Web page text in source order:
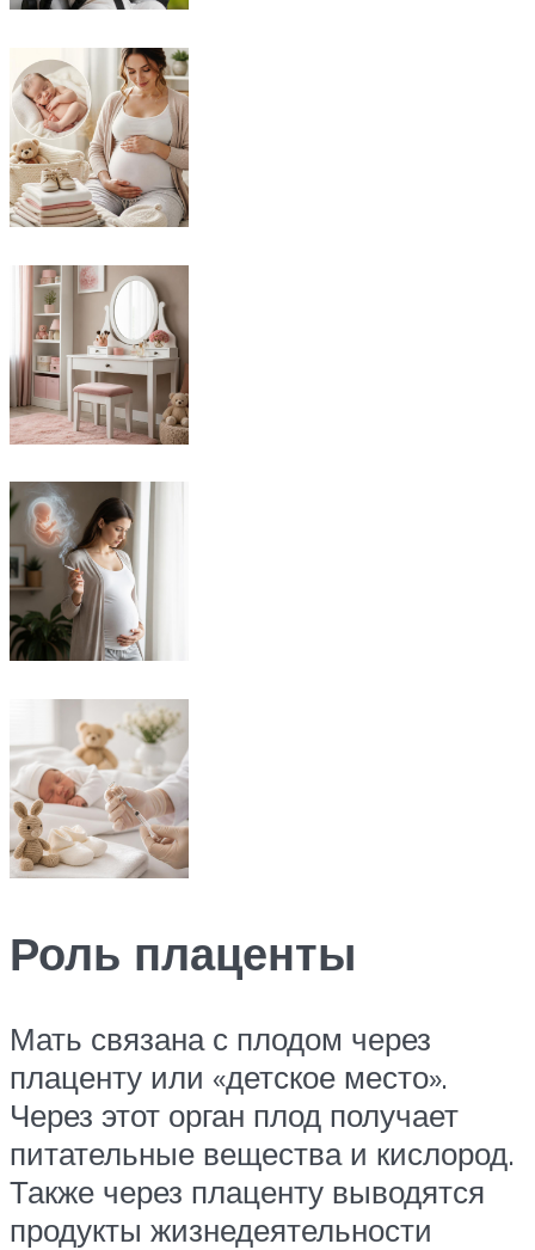
Роль плаценты
Мать связана с плодом через
плаценту или «детское место».
Через этот орган плод получает
питательные вещества и кислород.
Также через плаценту выводятся
продукты жизнедеятельности